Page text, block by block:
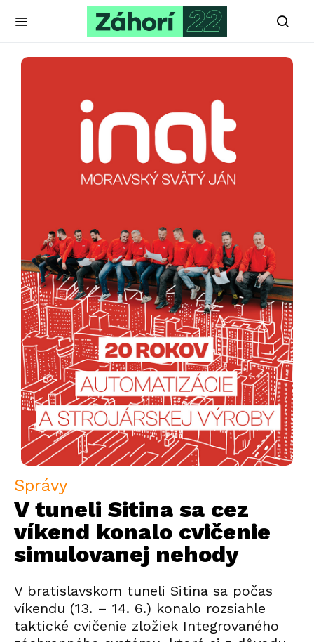
Správy
V tuneli Sitina sa cez
víkend konalo cvičenie
simulovanej nehody
V bratislavskom tuneli Sitina sa počas
víkendu (13. – 14. 6.) konalo rozsiahle
taktické cvičenie zložiek Integrovaného